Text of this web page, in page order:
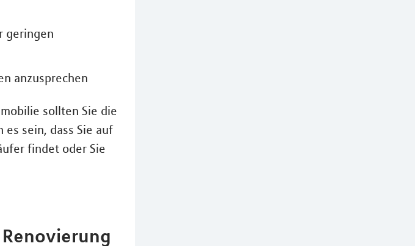
geringen
anzusprechen
sollten Sie die
sein, dass Sie auf
findet oder Sie